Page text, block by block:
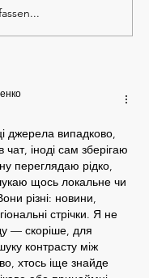
wir
die
Möhre
джерела випадково,
чат, іноді сам зберігаю
переглядаю рідко,
щось локальне чи
різні: новини,
стрічки. Я не
— скоріше, для
контрасту між
хтось іще знайде